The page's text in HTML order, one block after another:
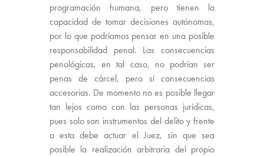
programación humana, pero tienen la
capacidad de tomar decisiones autónomas,
por lo que podríamos pensar en una posible
responsabilidad penal. Las consecuencias
penológicas, en tal caso, no podrían ser
penas de cárcel, pero sí consecuencias
accesorias. De momento no es posible llegar
tan lejos como con las personas jurídicas,
pues solo son instrumentos del delito y frente
a esta debe actuar el Juez, sin que sea
posible la realización arbitraria del propio